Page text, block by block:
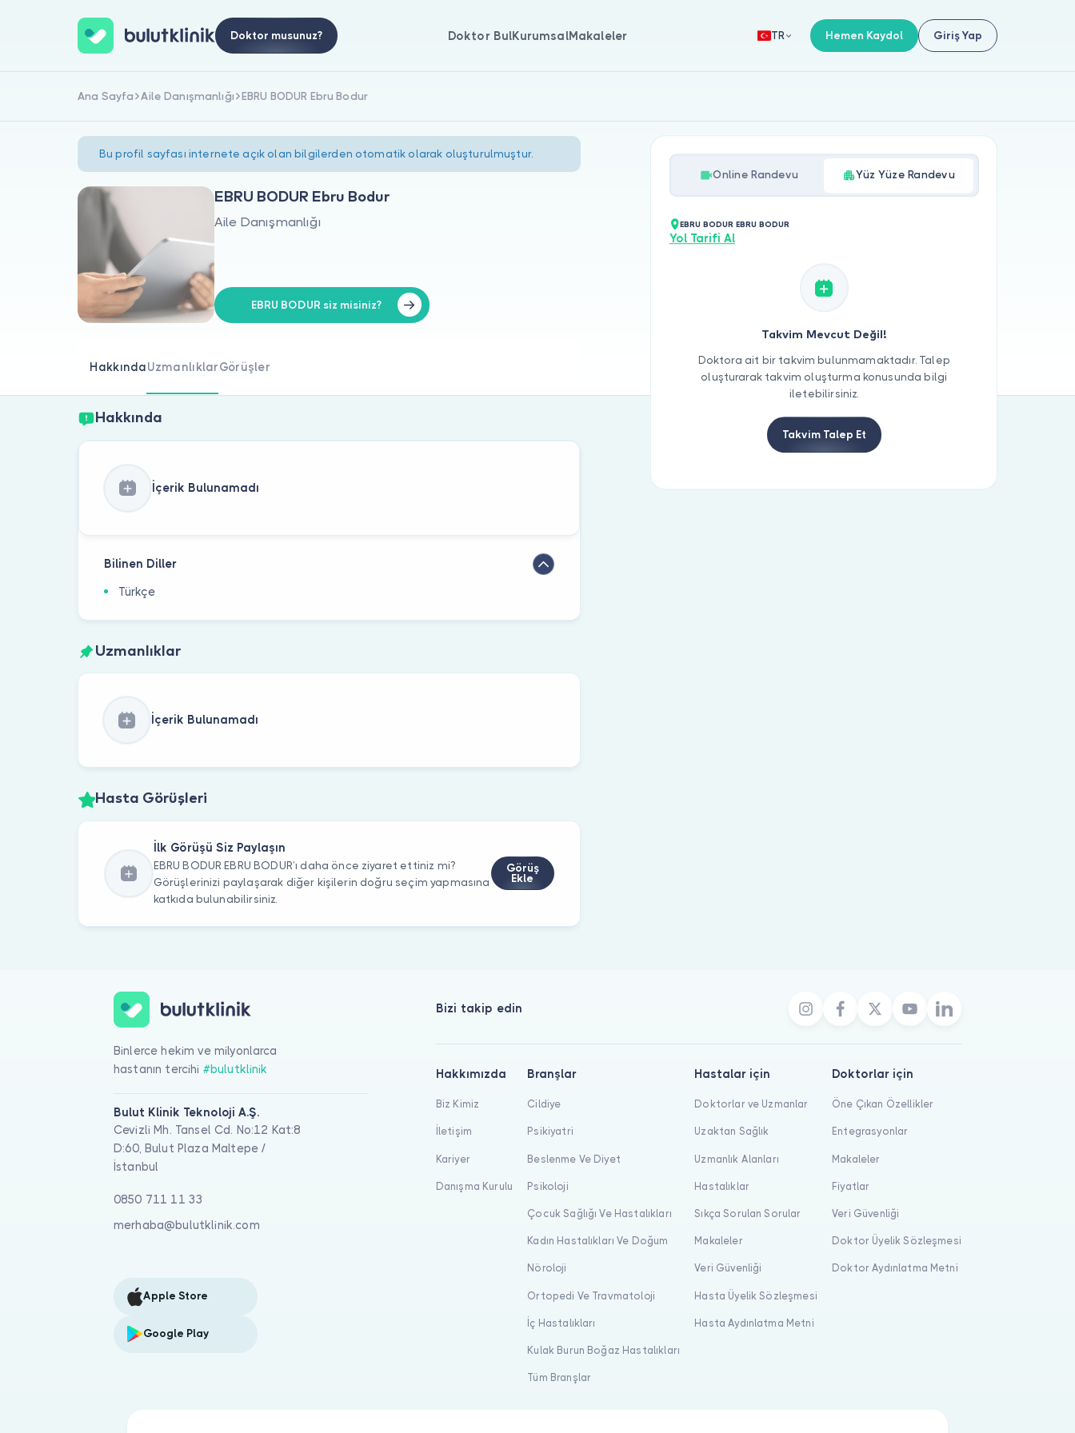
Doktor musunuz? Doktor BulKurumsalMakaleler TR Hemen Kaydol Giriş Yap
Ana Sayfa Aile Danışmanlığı EBRU BODUR Ebru Bodur
Bu profil sayfası internete açık olan bilgilerden otomatik olarak oluşturulmuştur.
EBRU BODUR Ebru Bodur
Aile Danışmanlığı
EBRU BODUR siz misiniz?
HakkındaUzmanlıklarGörüşler
Hakkında
İçerik Bulunamadı
Bilinen Diller
Türkçe
Uzmanlıklar
İçerik Bulunamadı
Hasta Görüşleri
İlk Görüşü Siz Paylaşın
EBRU BODUR EBRU BODUR’ı daha önce ziyaret ettiniz mi?
Görüşlerinizi paylaşarak diğer kişilerin doğru seçim yapmasına
katkıda bulunabilirsiniz.
Görüş
Ekle
Online Randevu Yüz Yüze Randevu
EBRU BODUR EBRU BODUR
Yol Tarifi Al
Takvim Mevcut Değil!
Doktora ait bir takvim bulunmamaktadır. Talep
oluşturarak takvim oluşturma konusunda bilgi
iletebilirsiniz.
Takvim Talep Et
Binlerce hekim ve milyonlarca
hastanın tercihi #bulutklinik
Bulut Klinik Teknoloji A.Ş.
Cevizli Mh. Tansel Cd. No:12 Kat:8
D:60, Bulut Plaza Maltepe /
İstanbul
0850 711 11 33
merhaba@bulutklinik.com
Apple Store
Google Play
Bizi takip edin
Hakkımızda
Biz Kimiz
İletişim
Kariyer
Danışma Kurulu
Branşlar
Cildiye
Psikiyatri
Beslenme Ve Diyet
Psikoloji
Çocuk Sağlığı Ve Hastalıkları
Kadın Hastalıkları Ve Doğum
Nöroloji
Ortopedi Ve Travmatoloji
İç Hastalıkları
Kulak Burun Boğaz Hastalıkları
Tüm Branşlar
Hastalar için
Doktorlar ve Uzmanlar
Uzaktan Sağlık
Uzmanlık Alanları
Hastalıklar
Sıkça Sorulan Sorular
Makaleler
Veri Güvenliği
Hasta Üyelik Sözleşmesi
Hasta Aydınlatma Metni
Doktorlar için
Öne Çıkan Özellikler
Entegrasyonlar
Makaleler
Fiyatlar
Veri Güvenliği
Doktor Üyelik Sözleşmesi
Doktor Aydınlatma Metni